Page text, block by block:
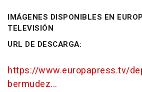
IMÁGENES DISPONIBLES EN
TELEVISIÓN
URL DE DESCARGA:
https://www.europapress.tv/
bermudez...